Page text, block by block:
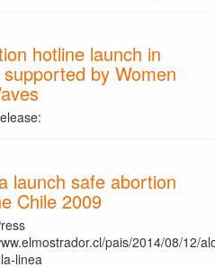
hotline launch in
supported by Women
launch safe abortion
Chile 2009
pais/2014/08/12/
linea